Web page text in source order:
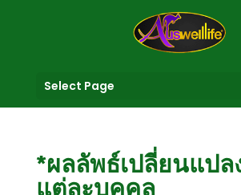
Select Page
*ผลลัพธ์เปลี่ยนแปล